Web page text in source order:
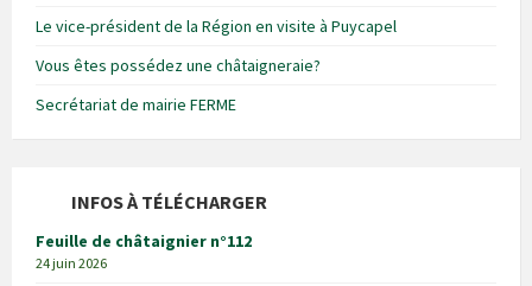
Le vice-président de la Région en visite à Puycapel
Vous êtes possédez une châtaigneraie?
Secrétariat de mairie FERME
INFOS À TÉLÉCHARGER
Feuille de châtaignier n°112
24 juin 2026